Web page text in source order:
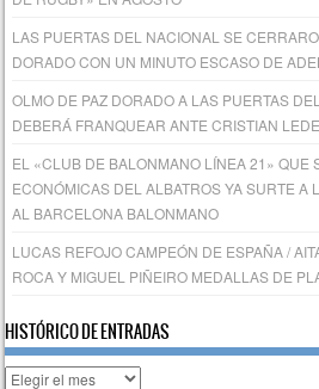
LAS PUERTAS DEL NACIONAL SE
DORADO CON UN MINUTO ESCASO DE
OLMO DE PAZ DORADO A LAS PUERTAS
DEBERÁ FRANQUEAR ANTE CRISTIAN
EL «CLUB DE BALONMANO LÍNEA 21» QUE
ECONÓMICAS DEL ALBATROS YA SURTE A
AL BARCELONA BALONMANO
LUCAS REFOJO CAMPEÓN DE ESPAÑA /
ROCA Y MIGUEL PIÑEIRO MEDALLAS DE
HISTÓRICO DE ENTRADAS
Histórico